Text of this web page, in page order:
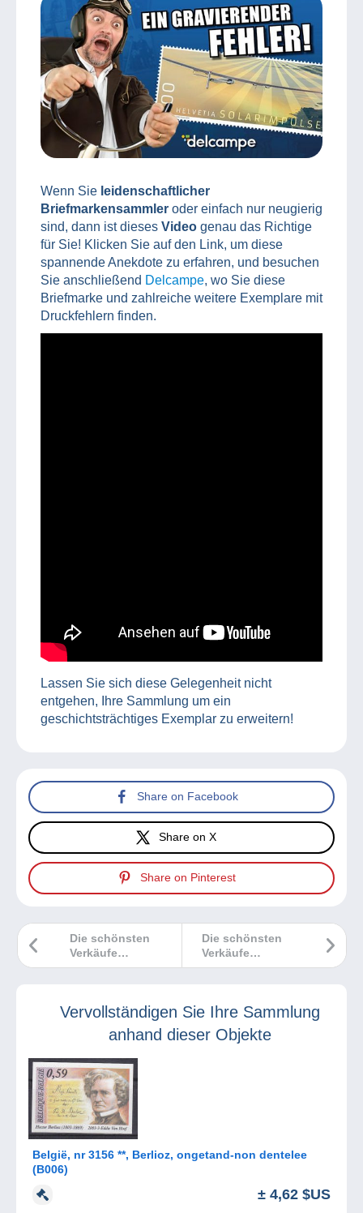
Wenn Sie leidenschaftlicher
Briefmarkensammler oder einfach nur neugierig
sind, dann ist dieses Video genau das Richtige
für Sie! Klicken Sie auf den Link, um diese
spannende Anekdote zu erfahren, und besuchen
Sie anschließend Delcampe, wo Sie diese
Briefmarke und zahlreiche weitere Exemplare mit
Druckfehlern finden.
Lassen Sie sich diese Gelegenheit nicht
entgehen, Ihre Sammlung um ein
geschichtsträchtiges Exemplar zu erweitern!
Share on Facebook
Share on X
Share on Pinterest
Die schönsten
Verkäufe
Delcampe
Die schönsten
Verkäufe
Delcampe Oktober
Vervollständigen Sie Ihre Sammlung
anhand dieser Objekte
België, nr 3156 **, Berlioz, ongetand-non dentelee
(B006)
± 4,62 $US